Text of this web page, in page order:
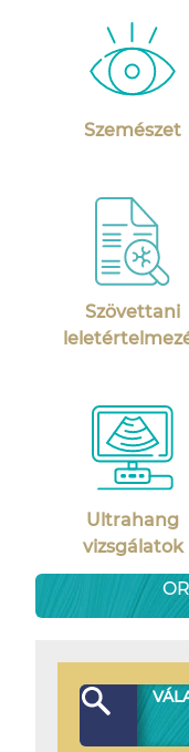
Szemészet
Szövettani
Ultrahang
vizsgálatok